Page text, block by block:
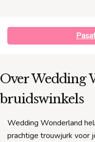
Over Wedding
bruidswinkels
Wedding Wonderland
prachtige trouwjurk voor